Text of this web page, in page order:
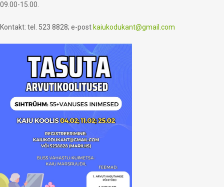
09.00-15.00.
Kontakt: tel. 523 8828; e-post kaiukodukant@gmail.com